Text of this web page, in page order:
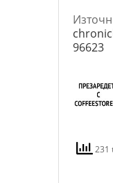
96623
231